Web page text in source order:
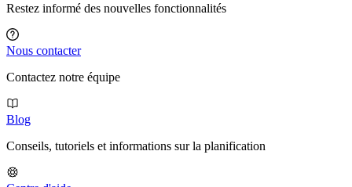
Restez informé des nouvelles fonctionnalités
Nous contacter
Contactez notre équipe
Blog
Conseils, tutoriels et informations sur la planification